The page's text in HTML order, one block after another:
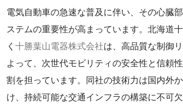
電気自動車の急速な普及に伴い、その心臓
ステムの重要性が高まっています。北海道
く十勝葉山電器株式会社は、高品質な制御
よって、次世代モビリティの安全性と信頼
割を担っています。同社の技術力は国内外
け、持続可能な交通インフラの構築に不可